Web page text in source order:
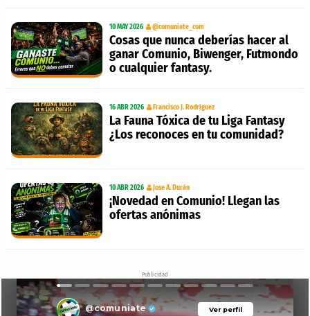
10 MAY 2026 @comuniate_com
Cosas que nunca deberías hacer al
ganar Comunio, Biwenger, Futmondo
o cualquier fantasy.
16 ABR 2026 Francisco J. Rodríguez
La Fauna Tóxica de tu Liga Fantasy
¿Los reconoces en tu comunidad?
10 ABR 2026 Jose A. Durán
¡Novedad en Comunio! Llegan las
ofertas anónimas
Publicidad
Ver perfil
@comuniate Ver perfil